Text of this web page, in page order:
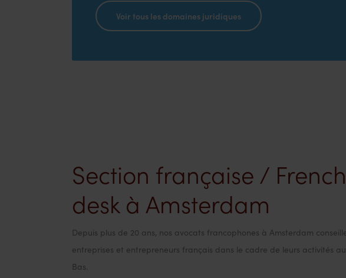
Voir tous les domaines juridiques
Section française / French
desk à Amsterdam
Depuis plus de 20 ans, nos avocats francophones à Amsterdam
entreprises et entrepreneurs français dans le cadre de leurs activités
Bas.